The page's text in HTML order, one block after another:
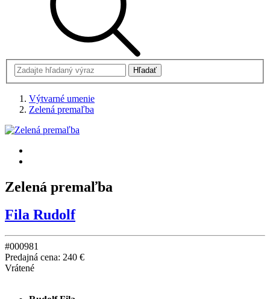
Výtvarné umenie
Zelená premaľba
Zelená premaľba
Fila Rudolf
#000981
Predajná cena: 240 €
Vrátené